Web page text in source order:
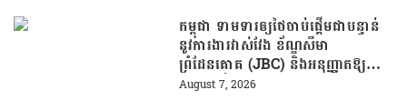
កម្ពុជា ទាមទារឲ្យថៃចាប់ផ្តើមជាបន្ទាន់
នូវការងារវាស់វែង ខ័ណ្ឌសីមា
ព្រំដែនគោគ (JBC) និងអនុញ្ញាតឱ្យ
ពលរដ្ឋភៀសសឹកវិលទៅលំនៅឋានវិញ
August 7, 2026